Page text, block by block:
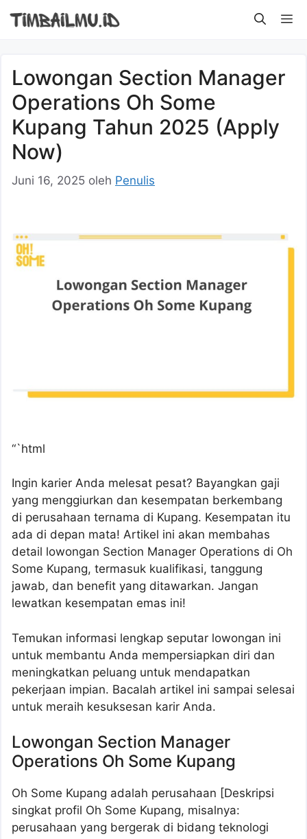
Lowongan Section Manager
Operations Oh Some
Kupang Tahun 2025 (Apply
Now)
Juni 16, 2025 oleh Penulis
“`html
Ingin karier Anda melesat pesat? Bayangkan gaji
yang menggiurkan dan kesempatan berkembang
di perusahaan ternama di Kupang. Kesempatan itu
ada di depan mata! Artikel ini akan membahas
detail lowongan Section Manager Operations di Oh
Some Kupang, termasuk kualifikasi, tanggung
jawab, dan benefit yang ditawarkan. Jangan
lewatkan kesempatan emas ini!
Temukan informasi lengkap seputar lowongan ini
untuk membantu Anda mempersiapkan diri dan
meningkatkan peluang untuk mendapatkan
pekerjaan impian. Bacalah artikel ini sampai selesai
untuk meraih kesuksesan karir Anda.
Lowongan Section Manager
Operations Oh Some Kupang
Oh Some Kupang adalah perusahaan [Deskripsi
singkat profil Oh Some Kupang, misalnya:
perusahaan yang bergerak di bidang teknologi